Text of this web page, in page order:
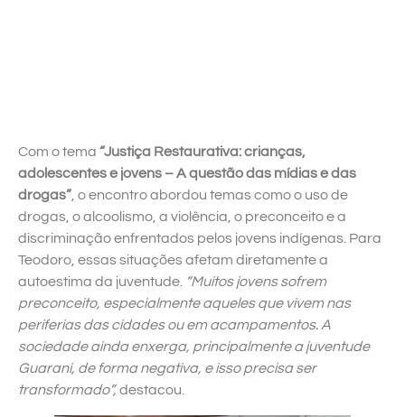
Com o tema “Justiça Restaurativa: crianças,
adolescentes e jovens – A questão das mídias e das
drogas” , o encontro abordou temas como o uso de
drogas, o alcoolismo, a violência, o preconceito e a
discriminação enfrentados pelos jovens indígenas. Para
Teodoro, essas situações afetam diretamente a
autoestima da juventude. “Muitos jovens sofrem
preconceito, especialmente aqueles que vivem nas
periferias das cidades ou em acampamentos. A
sociedade ainda enxerga, principalmente a juventude
Guarani, de forma negativa, e isso precisa ser
transformado”,destacou.